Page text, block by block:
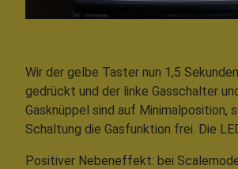
Wir der gelbe Taster nun 1,5
gedrückt und der linke Gasschalter
Gasknüppel sind auf Minimalposition,
Schaltung die Gasfunktion frei. Die
Positiver Nebeneffekt: bei